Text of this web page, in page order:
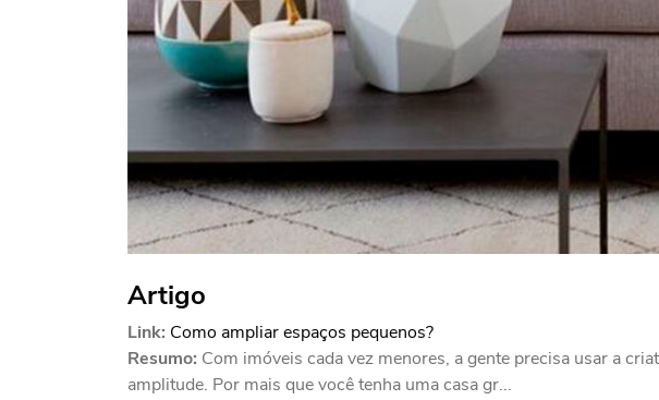
Artigo
Link: Como ampliar espaços pequenos?
Resumo: Com imóveis cada vez menores, a gente precisa usar a
amplitude. Por mais que você tenha uma casa gr...